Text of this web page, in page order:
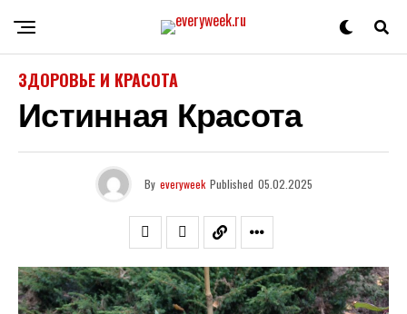
ЗДОРОВЬЕ И КРАСОТА
Истинная Красота
By everyweek Published 05.02.2025